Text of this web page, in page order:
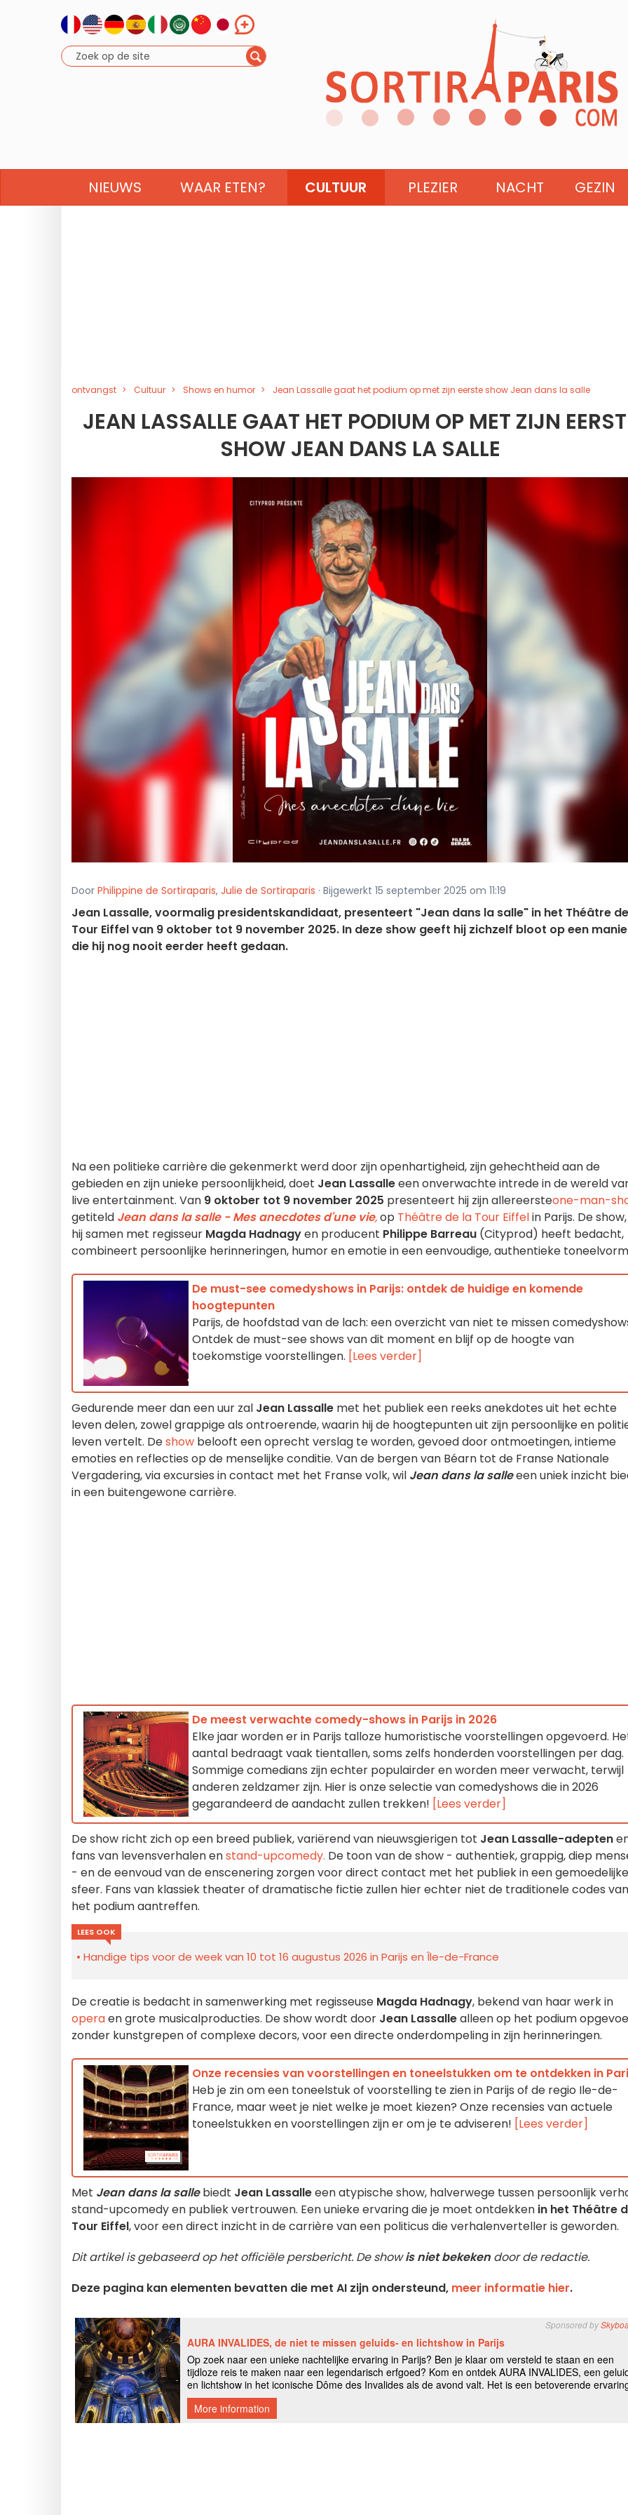
NIEUWS WAAR ETEN? CULTUUR PLEZIER NACHT GEZIN
ontvangst Cultuur Shows en humor Jean Lassalle gaat het podium op met zijn eerste show Jean dans la salle
JEAN LASSALLE GAAT HET PODIUM OP MET ZIJN
SHOW JEAN DANS LA SALLE
Door Philippine de Sortiraparis, Julie de Sortiraparis · Bijgewerkt 15 september 2025 om 11:19
Jean Lassalle, voormalig presidentskandidaat, presenteert "Jean dans la salle" in het Théâtre
Tour Eiffel van 9 oktober tot 9 november 2025. In deze show geeft hij zichzelf bloot op een
die hij nog nooit eerder heeft gedaan.
Na een politieke carrière die gekenmerkt werd door zijn openhartigheid, zijn gehechtheid aan de
gebieden en zijn unieke persoonlijkheid, doet Jean Lassalleeen onverwachte intrede in de wereld
live entertainment. Van 9 oktober tot 9 november 2025 presenteert hij zijn allereersteone-man-
getiteld Jean dans la salle - Mes anecdotes d'une vie,op Théâtre de la Tour Eiffelin Parijs. De
hij samen met regisseur Magda Hadnagyen producent Philippe Barreau (Cityprod) heeft bedacht,
combineert persoonlijke herinneringen, humor en emotie in een eenvoudige, authentieke
De must-see comedyshows in Parijs: ontdek de huidige en komende
hoogtepunten
Parijs, de hoofdstad van de lach: een overzicht van niet te missen
Ontdek de must-see shows van dit moment en blijf op de hoogte van
toekomstige voorstellingen. [Lees verder]
Gedurende meer dan een uur zal Jean Lassalle met het publiek een reeks anekdotes uit het echte
leven delen, zowel grappige als ontroerende, waarin hij de hoogtepunten uit zijn persoonlijke en
leven vertelt. Deshow belooft een oprecht verslag te worden, gevoed door ontmoetingen, intieme
emoties en reflecties op de menselijke conditie. Van de bergen van Béarn tot de Franse Nationale
Vergadering, via excursies in contact met het Franse volk, wil Jean dans la salleeen uniek inzicht
in een buitengewone carrière.
De meest verwachte comedy-shows in Parijs in 2026
Elke jaar worden er in Parijs talloze humoristische voorstellingen opgevoerd.
aantal bedraagt vaak tientallen, soms zelfs honderden voorstellingen per dag.
Sommige comedians zijn echter populairder en worden meer verwacht, terwijl
anderen zeldzamer zijn. Hier is onze selectie van comedyshows die in 2026
gegarandeerd de aandacht zullen trekken! [Lees verder]
De show richt zich op een breed publiek, variërend van nieuwsgierigen tot Jean Lassalle-adepten
fans van levensverhalen enstand-upcomedy. De toon van de show - authentiek, grappig, diep
- en de eenvoud van de enscenering zorgen voor direct contact met het publiek in een gemoedelijke
sfeer. Fans van klassiek theater of dramatische fictie zullen hier echter niet de traditionele codes van
het podium aantreffen.
LEES OOK
Handige tips voor de week van 10 tot 16 augustus 2026 in Parijs en Île-de-France
De creatie is bedacht in samenwerking met regisseuse Magda Hadnagy, bekend van haar werk in
operaen grote musicalproducties. De show wordt door Jean Lassallealleen op het podium
zonder kunstgrepen of complexe decors, voor een directe onderdompeling in zijn herinneringen.
Onze recensies van voorstellingen en toneelstukken om te ontdekken in
Heb je zin om een toneelstuk of voorstelling te zien in Parijs of de regio Ile-de-
France, maar weet je niet welke je moet kiezen? Onze recensies van actuele
toneelstukken en voorstellingen zijn er om je te adviseren! [Lees verder]
Met Jean dans la sallebiedt Jean Lassalleeen atypische show, halverwege tussen persoonlijk
stand-upcomedy en publiek vertrouwen. Een unieke ervaring die je moet ontdekken in het Théâtre
Tour Eiffel, voor een direct inzicht in de carrière van een politicus die verhalenverteller is geworden.
Dit artikel is gebaseerd op het officiële persbericht. De showis niet bekeken door de redactie.
Deze pagina kan elementen bevatten die met AI zijn ondersteund, meer informatie hier.